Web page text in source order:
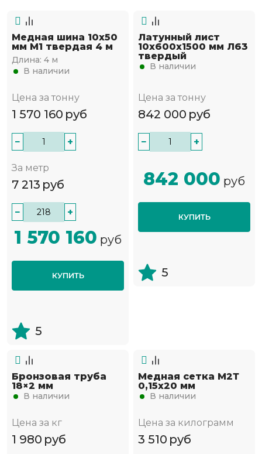
Медная шина 10х50
мм М1 твердая 4 м
Длина: 4 м
В наличии
Цена за тонну
1 570 160 руб
− +
За метр
7 213 руб
− +
1 570 160 руб
КУПИТЬ
5
Латунный лист
10х600х1500 мм Л63
твердый
В наличии
Цена за тонну
842 000 руб
− +
842 000 руб
КУПИТЬ
5
Бронзовая труба
18×2 мм
В наличии
Цена за кг
1 980 руб
Медная сетка М2Т
0,15х20 мм
В наличии
Цена за килограмм
3 510 руб